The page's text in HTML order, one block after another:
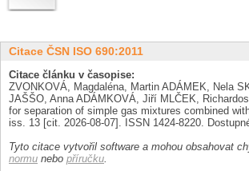
Citace ČSN ISO 690:2011
Citace článku v časopise:
ZVONKOVÁ, Magdaléna, Martin ADÁMEK, Nela
JAŠŠO, Anna ADÁMKOVÁ, Jiří MLČEK,
for separation of simple gas mixtures combined
iss. 13 [cit. 2026-08-07]. ISSN 1424-8220.
Tyto citace vytvořil software a mohou obsahovat
normu nebo příručku.